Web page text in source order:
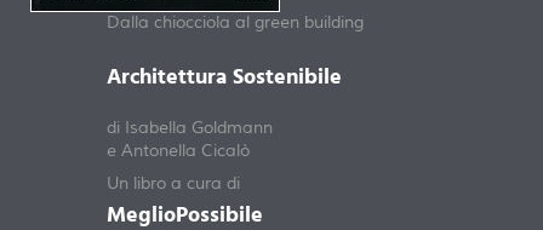
Dalla chiocciola al green building
Architettura Sostenibile
di Isabella Goldmann
e Antonella Cicalò
Un libro a cura di
MeglioPossibile